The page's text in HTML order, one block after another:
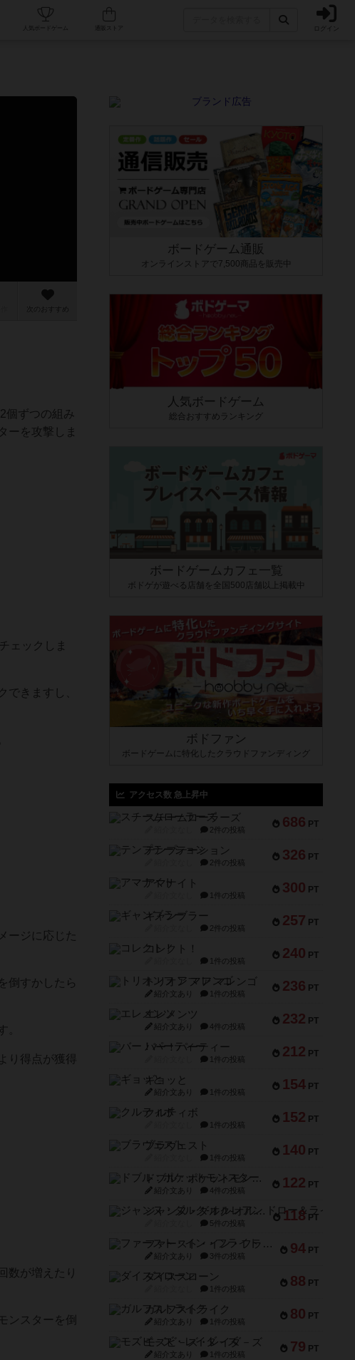
人気ボードゲーム ログイン
次のおすすめ
個ずつの組み
ーを攻撃しま
ェックしま
できますし、
ジに応じた
倒すかしたら
。
り得点が獲得
数が増えたり
ンスターを倒
ボードゲーム通販
オンラインストアで7,500商品を販売中
人気ボードゲーム
総合おすすめランキング
ボードゲームカフェ一覧
ボドゲが遊べる店舗を全国500店舗以上掲載中
ボドファン
ボードゲームに特化したクラウドファンディング
アクセス数 急上昇中
686 PT
スチームローラーズ
2件の投稿
326 PT
テンプテーション
2件の投稿
300 PT
アマナイト
1件の投稿
257 PT
ギャンブラー
2件の投稿
240 PT
コレクト！
1件の投稿
236 PT
トリオンフ ア マレンゴ
紹介文あり 1件の投稿
232 PT
エレメンツ
紹介文あり 4件の投稿
212 PT
バー！パーティー
1件の投稿
154 PT
ギョッと
紹介文あり 1件の投稿
152 PT
クルティボ
1件の投稿
140 PT
ブラヴェスト
1件の投稿
122 PT
ドブル：ポケットモンスター
紹介文あり 4件の投稿
118 PT
ジャンヌ・ダルク-オルレアン ドロー＆ライト
5件の投稿
94 PT
ファースト・イン・フライト
紹介文あり 3件の投稿
88 PT
ダイススローン
1件の投稿
80 PT
ガルフストライク
紹介文あり 1件の投稿
79 PT
モズビ－ズ・レイダ－ズ
紹介文あり 1件の投稿